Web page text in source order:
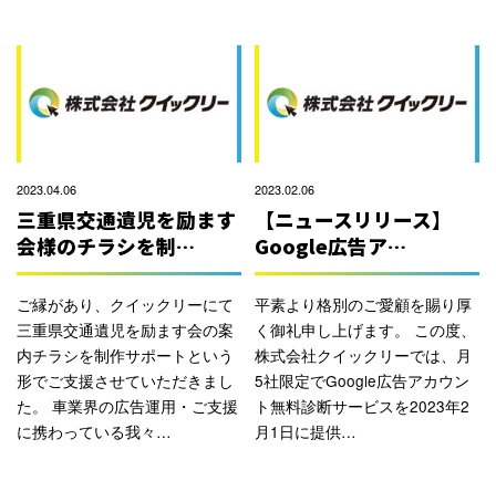
2023.04.06
三重県交通遺児を励ます
会様のチラシを制…
ご縁があり、クイックリーにて
三重県交通遺児を励ます会の案
内チラシを制作サポートという
形でご支援させていただきまし
た。 車業界の広告運用・ご支援
に携わっている我々…
2023.02.06
【ニュースリリース】
Google広告ア…
平素より格別のご愛顧を賜り厚
く御礼申し上げます。 この度、
株式会社クイックリーでは、月
5社限定でGoogle広告アカウン
ト無料診断サービスを2023年2
月1日に提供…